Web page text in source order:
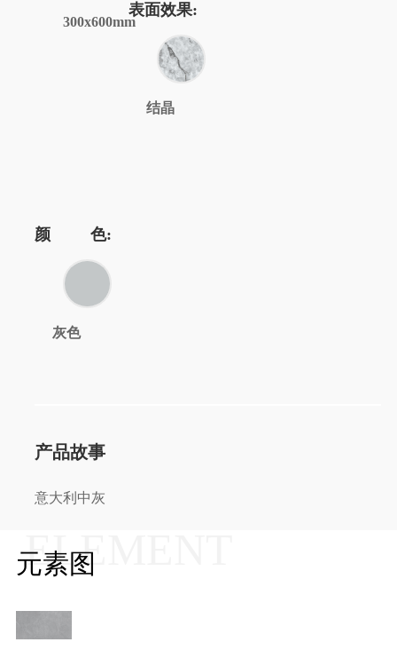
300x600mm
表面效果:
结晶
颜 色:
灰色
产品故事
意大利中灰
元素图
ELEMENT